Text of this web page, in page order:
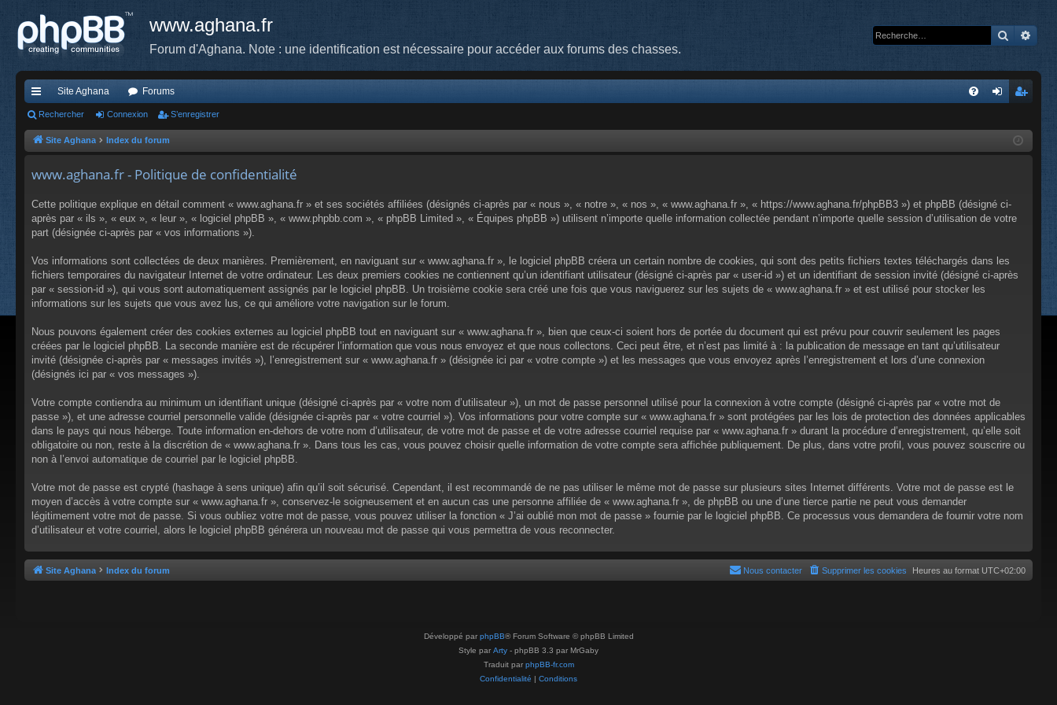
www.aghana.fr
Forum d'Aghana. Note : une identification est nécessaire pour accéder aux forums des chasses.
cc
ès
de
Site Aghana Forums
nr
Rechercher Connexion S’enregistrer
Site Aghana Index du forum
www.aghana.fr - Politique de confidentialité
Cette politique explique en détail comment « www.aghana.fr » et ses sociétés affiliées (désignés ci-après par « nous », « notre », « nos », « www.aghana.fr », « https://www.aghana.fr/phpBB3 ») et phpBB (désigné ci-
après par « ils », « eux », « leur », « logiciel phpBB », « www.phpbb.com », « phpBB Limited », « Équipes phpBB ») utilisent n’importe quelle information collectée pendant n’importe quelle session d’utilisation de votre
part (désignée ci-après par « vos informations »).
Vos informations sont collectées de deux manières. Premièrement, en naviguant sur « www.aghana.fr », le logiciel phpBB créera un certain nombre de cookies, qui sont des petits fichiers textes téléchargés dans les
fichiers temporaires du navigateur Internet de votre ordinateur. Les deux premiers cookies ne contiennent qu’un identifiant utilisateur (désigné ci-après par « user-id ») et un identifiant de session invité (désigné ci-après
par « session-id »), qui vous sont automatiquement assignés par le logiciel phpBB. Un troisième cookie sera créé une fois que vous naviguerez sur les sujets de « www.aghana.fr » et est utilisé pour stocker les
informations sur les sujets que vous avez lus, ce qui améliore votre navigation sur le forum.
Nous pouvons également créer des cookies externes au logiciel phpBB tout en naviguant sur « www.aghana.fr », bien que ceux-ci soient hors de portée du document qui est prévu pour couvrir seulement les pages
créées par le logiciel phpBB. La seconde manière est de récupérer l’information que vous nous envoyez et que nous collectons. Ceci peut être, et n’est pas limité à : la publication de message en tant qu’utilisateur
invité (désignée ci-après par « messages invités »), l’enregistrement sur « www.aghana.fr » (désignée ici par « votre compte ») et les messages que vous envoyez après l’enregistrement et lors d’une connexion
(désignés ici par « vos messages »).
Votre compte contiendra au minimum un identifiant unique (désigné ci-après par « votre nom d’utilisateur »), un mot de passe personnel utilisé pour la connexion à votre compte (désigné ci-après par « votre mot de
passe »), et une adresse courriel personnelle valide (désignée ci-après par « votre courriel »). Vos informations pour votre compte sur « www.aghana.fr » sont protégées par les lois de protection des données applicables
dans le pays qui nous héberge. Toute information en-dehors de votre nom d’utilisateur, de votre mot de passe et de votre adresse courriel requise par « www.aghana.fr » durant la procédure d’enregistrement, qu’elle soit
obligatoire ou non, reste à la discrétion de « www.aghana.fr ». Dans tous les cas, vous pouvez choisir quelle information de votre compte sera affichée publiquement. De plus, dans votre profil, vous pouvez souscrire ou
non à l’envoi automatique de courriel par le logiciel phpBB.
Votre mot de passe est crypté (hashage à sens unique) afin qu’il soit sécurisé. Cependant, il est recommandé de ne pas utiliser le même mot de passe sur plusieurs sites Internet différents. Votre mot de passe est le
moyen d’accès à votre compte sur « www.aghana.fr », conservez-le soigneusement et en aucun cas une personne affiliée de « www.aghana.fr », de phpBB ou une d’une tierce partie ne peut vous demander
légitimement votre mot de passe. Si vous oubliez votre mot de passe, vous pouvez utiliser la fonction « J’ai oublié mon mot de passe » fournie par le logiciel phpBB. Ce processus vous demandera de fournir votre nom
d’utilisateur et votre courriel, alors le logiciel phpBB générera un nouveau mot de passe qui vous permettra de vous reconnecter.
Site Aghana Index du forum Heures au format UTC+02:00
Supprimer les cookies
Nous contacter
Développé par phpBB® Forum Software © phpBB Limited
Style par Arty - phpBB 3.3 par MrGaby
Traduit par phpBB-fr.com
Confidentialité | Conditions